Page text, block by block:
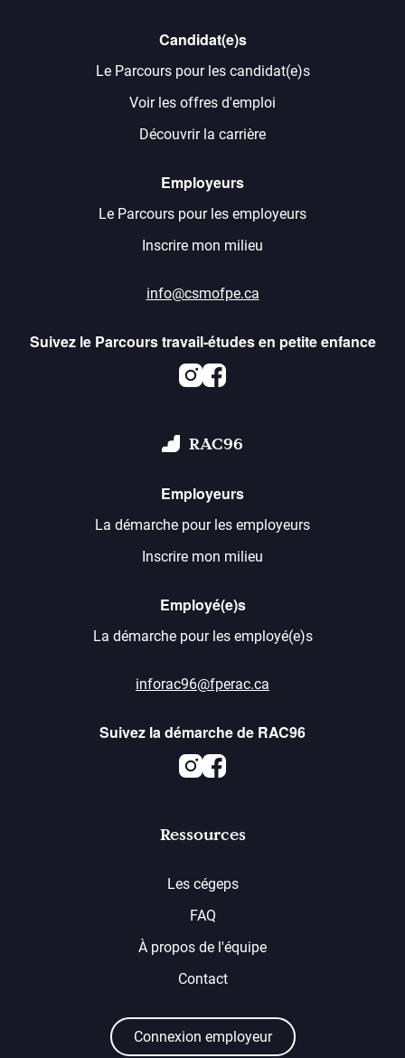
Candidat(e)s
Le Parcours pour les candidat(e)s
Voir les offres d'emploi
Découvrir la carrière
Employeurs
Le Parcours pour les employeurs
Inscrire mon milieu
info@csmofpe.ca
Suivez le Parcours travail-études en petite enfance
Instagram
Facebook
RAC96
Employeurs
La démarche pour les employeurs
Inscrire mon milieu
Employé(e)s
La démarche pour les employé(e)s
inforac96@fperac.ca
Suivez la démarche de RAC96
Instagram
Facebook
Ressources
Les cégeps
FAQ
À propos de l'équipe
Contact
Connexion employeur